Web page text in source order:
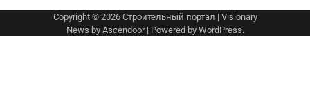
Copyright © 2026 Строительный портал | Visionary
News by Ascendoor| Powered by WordPress.